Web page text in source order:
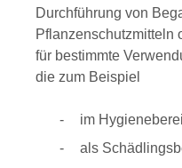
Durchführung von
Pflanzenschutzmitteln
für bestimmte
die zum Beispiel
im
als